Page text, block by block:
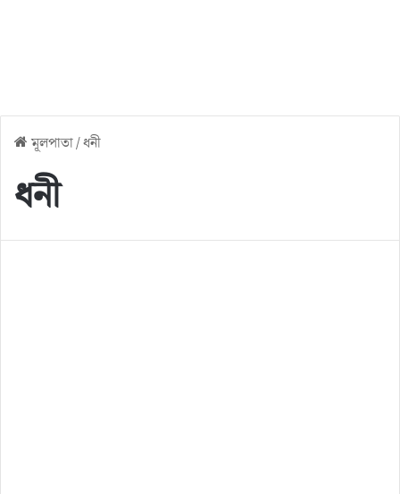
মূলপাতা/ধনী
ধনী